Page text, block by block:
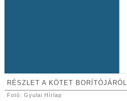
RÉSZLET A KÖTET BORÍTÓJÁRÓL
Fotó: Gyulai Hírlap